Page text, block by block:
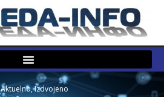
Aktuelno,Izdvojeno